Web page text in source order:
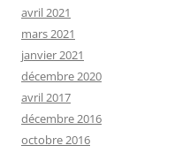
avril 2021
mars 2021
janvier 2021
décembre 2020
avril 2017
décembre 2016
octobre 2016